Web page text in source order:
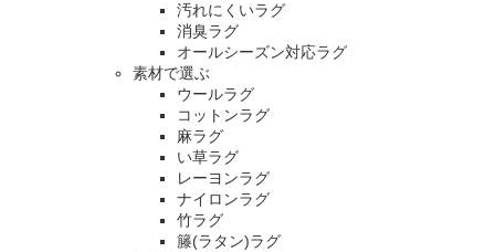
汚れにくいラグ
消臭ラグ
オールシーズン対応ラグ
素材で選ぶ
ウールラグ
コットンラグ
麻ラグ
い草ラグ
レーヨンラグ
ナイロンラグ
竹ラグ
籐(ラタン)ラグ